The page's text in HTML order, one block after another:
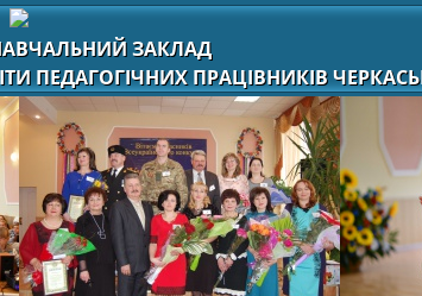
ЗАКЛАД
ПЕДАГОГІЧНИХ ПРАЦІВНИКІВ